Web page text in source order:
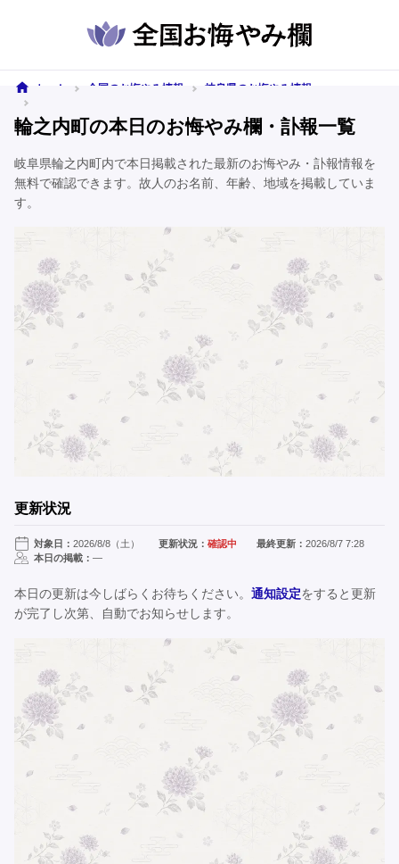
ホーム 全国のお悔やみ情報
岐阜県のお悔やみ情報
輪之内町の本日のお悔やみ欄・訃報一覧
岐阜県輪之内町内で本日掲載された最新のお悔やみ・訃報情報を
無料で確認できます。故人のお名前、年齢、地域を掲載していま
す。
更新状況
対象日： 2026/8/8（土） 更新状況：確認中 最終更新： 2026/8/7 7:28
本日の掲載： —
本日の更新は今しばらくお待ちください。 通知設定をすると更新
が完了し次第、自動でお知らせします。